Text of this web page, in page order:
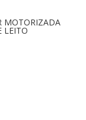
MOTORIZADA
LEITO